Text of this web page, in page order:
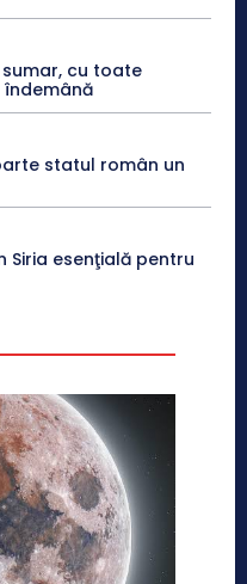
sumar, cu toate
statul român un
Siria esenţială pentru